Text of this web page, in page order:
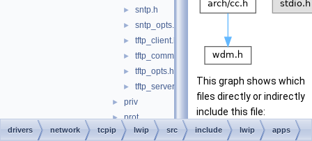
► sntp.h
► sntp_opts.h
► tftp_client.h
► tftp_common.h
► tftp_opts.h
► tftp_server.h
► priv
► prot
acd.h
This graph shows which
files directly or indirectly
include this file:
drivers network tcpip lwip src include lwip apps